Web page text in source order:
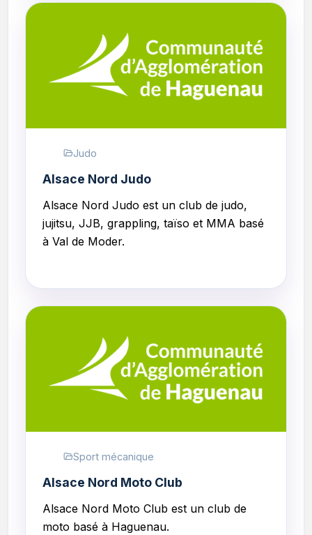
Judo
Alsace Nord Judo
Alsace Nord Judo est un club de judo,
jujitsu, JJB, grappling, taïso et MMA basé
à Val de Moder.
Sport mécanique
Alsace Nord Moto Club
Alsace Nord Moto Club est un club de
moto basé à Haguenau.